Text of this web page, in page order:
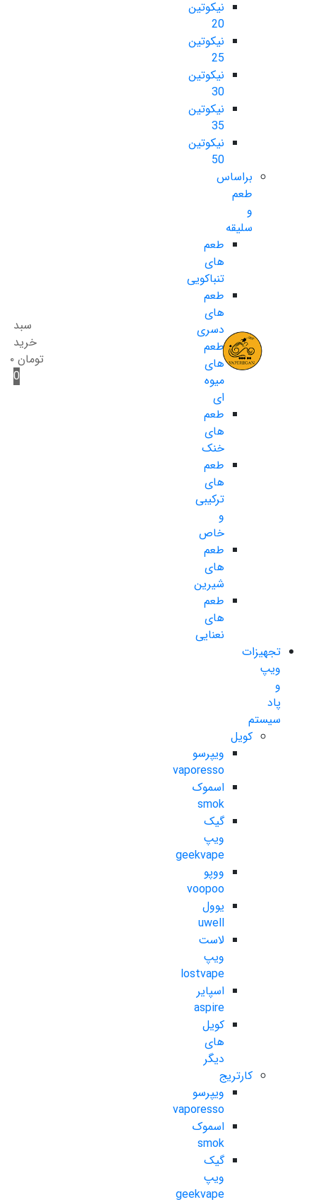
نیکوتین
20
نیکوتین
25
نیکوتین
30
نیکوتین
35
نیکوتین
50
براساس
طعم
و
سلیقه
طعم
های
تنباکویی
طعم
های
دسری
طعم
های
میوه
ای
طعم
های
خنک
طعم
های
ترکیبی
و
خاص
طعم
های
شیرین
طعم
های
نعنایی
تجهیزات
ویپ
و
پاد
سیستم
کویل
ویپرسو
vaporesso
اسموک
smok
گیک
ویپ
geekvape
ووپو
voopoo
یوول
uwell
لاست
ویپ
lostvape
اسپایر
aspire
کویل
های
دیگر
کارتریج
ویپرسو
vaporesso
اسموک
smok
گیک
ویپ
geekvape
سبد
خرید
تومان ۰
0